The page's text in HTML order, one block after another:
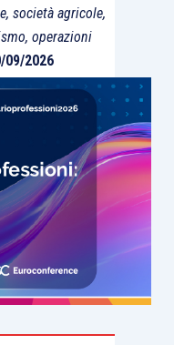
società agricole,
operazioni
2026